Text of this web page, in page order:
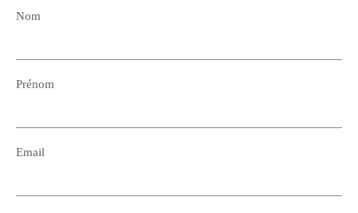
Nom
Prénom
Email